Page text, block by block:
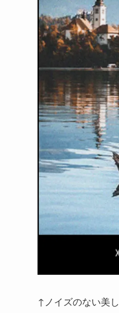
↑ノイズのない美